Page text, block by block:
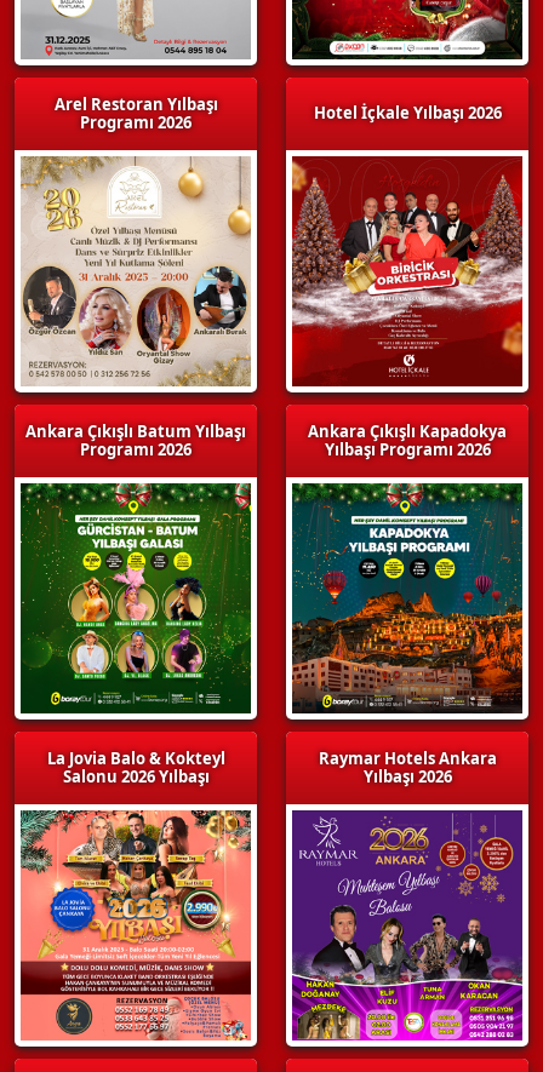
Arel Restoran Yılbaşı
Programı 2026
Ankara Çıkışlı Batum Yılbaşı
Programı 2026
La Jovia Balo & Kokteyl
Salonu 2026 Yılbaşı
Hotel İçkale Yılbaşı 2026
Ankara Çıkışlı Kapadokya
Yılbaşı Programı 2026
Raymar Hotels Ankara
Yılbaşı 2026